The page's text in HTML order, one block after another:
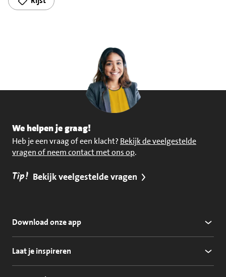
We helpen je graag!
Heb je een vraag of een klacht? Bekijk de veelgestelde
vragen of neem contact met ons op.
Tip! Bekijk veelgestelde vragen
Download onze app
Laat je inspireren